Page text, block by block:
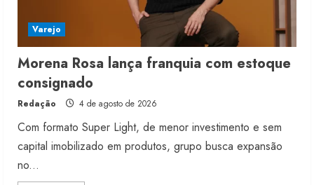
Varejo
Morena Rosa lança franquia com estoque
consignado
Redação 4 de agosto de 2026
Com formato Super Light, de menor investimento e sem
capital imobilizado em produtos, grupo busca expansão
no...